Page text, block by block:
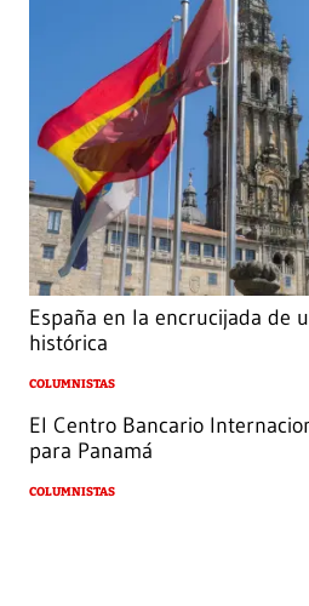
España en la encrucijada de
histórica
COLUMNISTAS
El Centro Bancario
para Panamá
COLUMNISTAS